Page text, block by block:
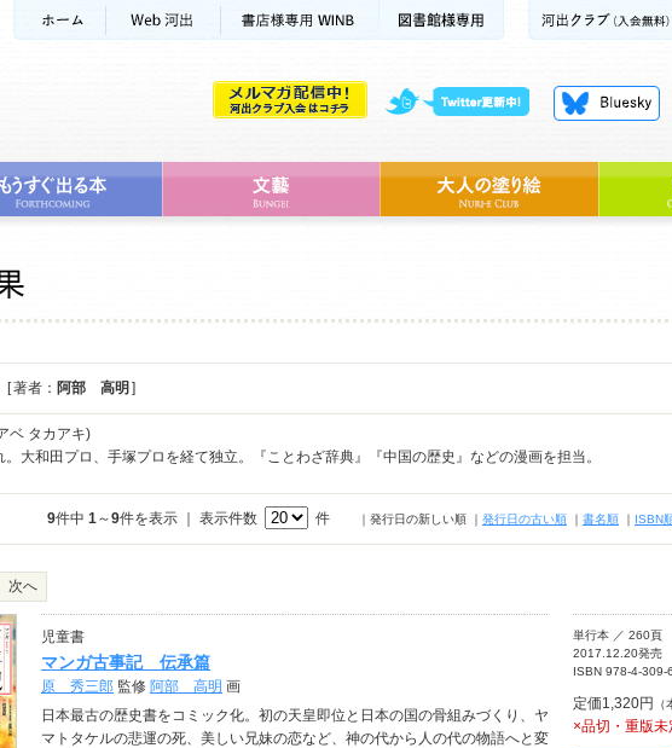
[ 著者： 阿部 高明 ]
ベ タカアキ)
大和田プロ、手塚プロを経て独立。『ことわざ辞典』『中国の歴史』などの漫画を担当。
9件中 1～9件を表示 ｜ 表示件数 件 ｜発行日の新しい順 ｜ 発行日の古い順 ｜ 書名順 ｜ ISBN
次へ
児童書
マンガ古事記 伝承篇
原 秀三郎 監修 阿部 高明 画
日本最古の歴史書をコミック化。初の天皇即位と日本の国の骨組みづくり、ヤ
マトタケルの悲運の死、美しい兄妹の恋など、神の代から人の代の物語へと変
単行本 ／ 260頁
2017.12.20発売
ISBN 978-4-309-
定価1,320円
×品切・重版未